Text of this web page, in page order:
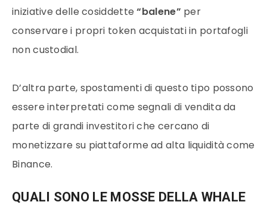
iniziative delle cosiddette“balene” per
conservare i propri token acquistati in portafogli
non custodial.
D’altra parte, spostamenti di questo tipo possono
essere interpretati come segnali di vendita da
parte di grandi investitori che cercano di
monetizzare su piattaforme ad alta liquidità come
Binance.
QUALI SONO LE MOSSE DELLA WHALE